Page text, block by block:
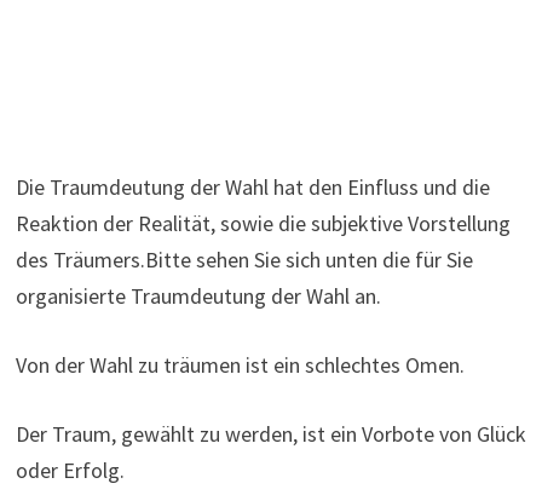
Die Traumdeutung der Wahl hat den Einfluss und die
Reaktion der Realität, sowie die subjektive Vorstellung
des Träumers.Bitte sehen Sie sich unten die für Sie
organisierte Traumdeutung der Wahl an.
Von der Wahl zu träumen ist ein schlechtes Omen.
Der Traum, gewählt zu werden, ist ein Vorbote von Glück
oder Erfolg.